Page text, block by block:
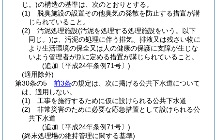
じ。)の構造の基準は、次のとおりとする。
(1)
脱臭施設の設置その他臭気の発散を防止する措置が講
じられていること。
(2)
汚泥処理施設(汚泥を処理する処理施設をいう。以下
同じ。)は、汚泥の処理に伴う排気、排液又は残さい物に
より生活環境の保全又は人の健康の保護に支障が生じな
いよう管理者が別に定める措置が講じられていること。
(追加〔平成24年条例71号〕)
(適用除外)
第30条の5
前3条の規定は、次に掲げる公共下水道について
は、適用しない。
(1)
工事を施行するために仮に設けられる公共下水道
(2)
非常災害のために必要な応急措置として設けられる公
共下水道
(追加〔平成24年条例71号〕)
(終末処理場の維持管理に関する基準)